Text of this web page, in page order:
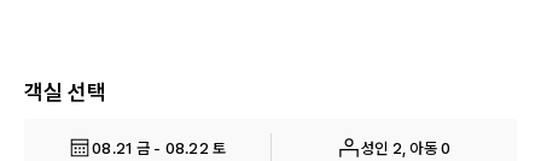
객실 선택
08.21 금 - 08.22 토 성인 2, 아동 0